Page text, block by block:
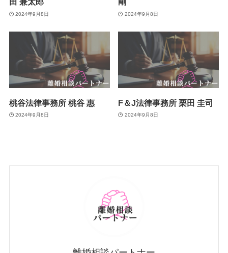
2024年9月8日 2024年9月8日
桃谷法律事務所 桃谷 惠
2024年9月8日
F＆J法律事務所 栗田 圭司
2024年9月8日